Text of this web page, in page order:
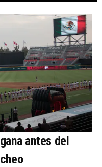
antes del